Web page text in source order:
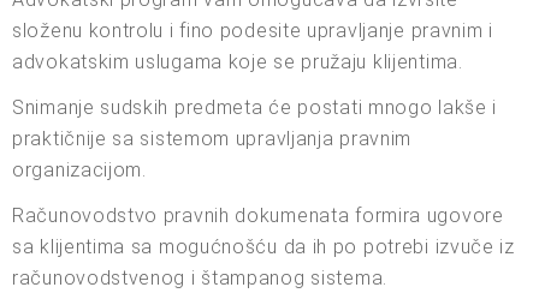
složenu kontrolu i fino podesite upravljanje pravnim i
advokatskim uslugama koje se pružaju klijentima.
Snimanje sudskih predmeta će postati mnogo lakše i
praktičnije sa sistemom upravljanja pravnim
organizacijom.
Računovodstvo pravnih dokumenata formira ugovore
sa klijentima sa mogućnošću da ih po potrebi izvuče iz
računovodstvenog i štampanog sistema.